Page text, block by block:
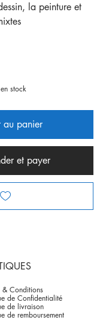
la peinture et
stock
au panier
et payer
& Conditions
de Confidentialité
de livraison
de remboursement